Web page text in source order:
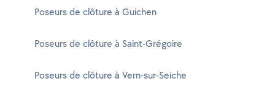
Poseurs de clôture à Guichen
Poseurs de clôture à Saint-Grégoire
Poseurs de clôture à Vern-sur-Seiche